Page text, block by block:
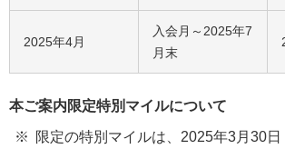
2025年4月
入会月～2025年7
月末
本ご案内限定特別マイルについて
限定の特別マイルは、2025年3月30日